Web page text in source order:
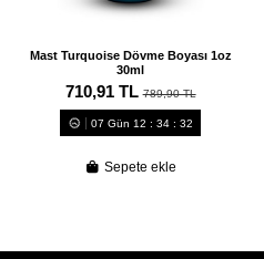
Mast Turquoise Dövme Boyası 1oz
30ml
710,91 TL789,90 TL
07 Gün 12 : 34: 31
Sepete ekle